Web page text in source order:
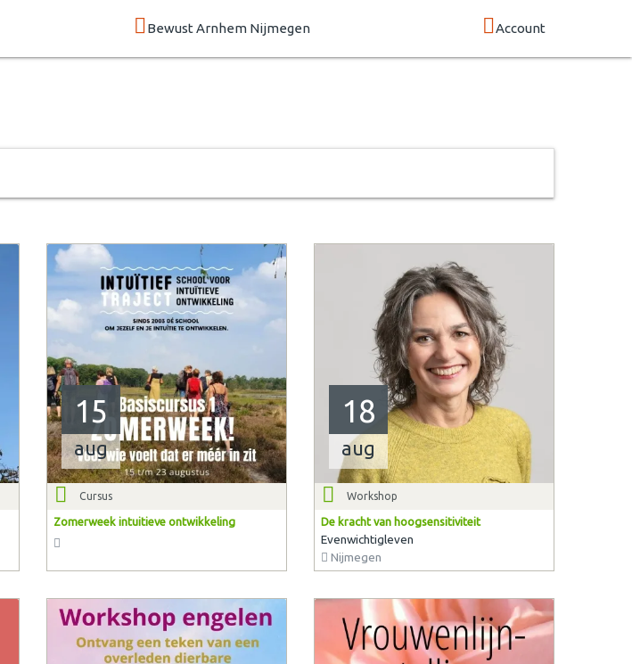
Bewust Arnhem Nijmegen Account
15
aug
Cursus
Zomerweek intuitieve ontwikkeling
18
aug
Workshop
De kracht van hoogsensitiviteit
Evenwichtigleven
Nijmegen